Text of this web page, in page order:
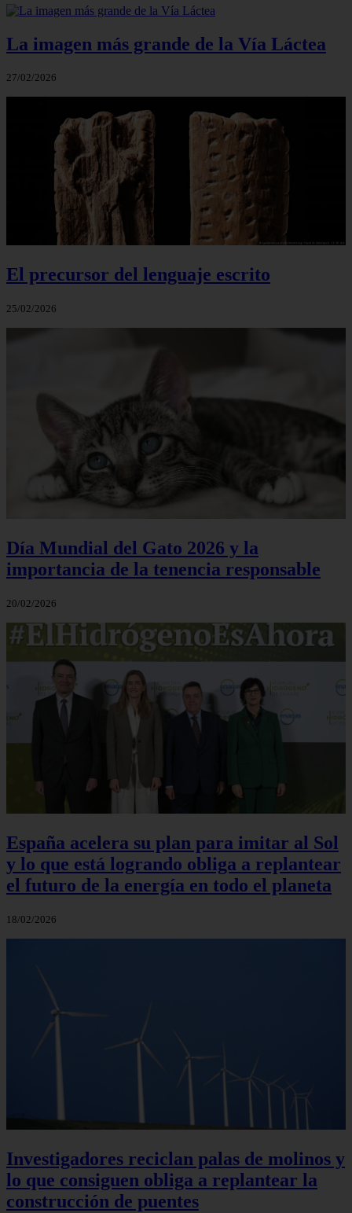
La imagen más grande de la Vía Láctea
27/02/2026
El precursor del lenguaje escrito
25/02/2026
Día Mundial del Gato 2026 y la
importancia de la tenencia responsable
20/02/2026
España acelera su plan para imitar al Sol
y lo que está logrando obliga a replantear
el futuro de la energía en todo el planeta
18/02/2026
Investigadores reciclan palas de molinos y
lo que consiguen obliga a replantear la
construcción de puentes